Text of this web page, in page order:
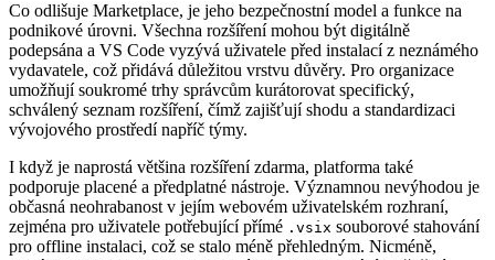
Co odlišuje Marketplace, je jeho bezpečnostní model a funkce na
podnikové úrovni. Všechna rozšíření mohou být digitálně
podepsána a VS Code vyzývá uživatele před instalací z neznámého
vydavatele, což přidává důležitou vrstvu důvěry. Pro organizace
umožňují soukromé trhy správcům kurátorovat specifický,
schválený seznam rozšíření, čímž zajišťují shodu a standardizaci
vývojového prostředí napříč týmy.
I když je naprostá většina rozšíření zdarma, platforma také
podporuje placené a předplatné nástroje. Významnou nevýhodou je
občasná neohrabanost v jejím webovém uživatelském rozhraní,
zejména pro uživatele potřebující přímé .vsix souborové stahování
pro offline instalaci, což se stalo méně přehledným. Nicméně,